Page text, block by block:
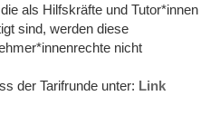
als Hilfskräfte und Tutor*innen
sind, werden diese
nicht
der Tarifrunde unter: Link